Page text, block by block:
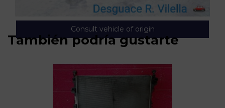
Consult vehicle of origin
También podría gustarte